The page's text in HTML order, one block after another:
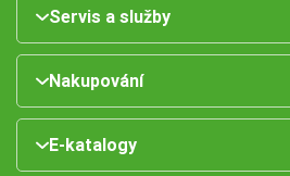
Servis a služby
Nakupování
E-katalogy